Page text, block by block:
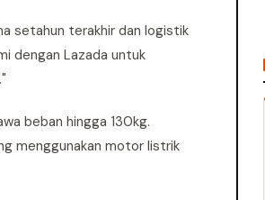
setahun terakhir dan logistik
dengan Lazada untuk
beban hingga 130kg.
menggunakan motor listrik